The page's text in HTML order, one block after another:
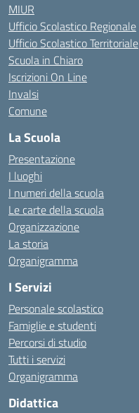
MIUR
Ufficio Scolastico Regionale
Ufficio Scolastico Territoriale
Scuola in Chiaro
Iscrizioni On Line
Invalsi
Comune
La Scuola
Presentazione
I luoghi
I numeri della scuola
Le carte della scuola
Organizzazione
La storia
Organigramma
I Servizi
Personale scolastico
Famiglie e studenti
Percorsi di studio
Tutti i servizi
Organigramma
Didattica